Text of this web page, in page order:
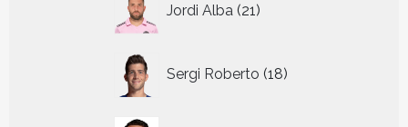
Jordi Alba 21
producten
Sergi Roberto 18
producten